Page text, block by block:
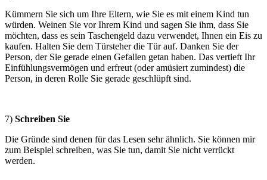
Kümmern Sie sich um Ihre Eltern, wie Sie es mit einem Kind tun
würden. Weinen Sie vor Ihrem Kind und sagen Sie ihm, dass Sie
möchten, dass es sein Taschengeld dazu verwendet, Ihnen ein Eis zu
kaufen. Halten Sie dem Türsteher die Tür auf. Danken Sie der
Person, der Sie gerade einen Gefallen getan haben. Das vertieft Ihr
Einfühlungsvermögen und erfreut (oder amüsiert zumindest) die
Person, in deren Rolle Sie gerade geschlüpft sind.
7) Schreiben Sie
Die Gründe sind denen für das Lesen sehr ähnlich. Sie können mir
zum Beispiel schreiben, was Sie tun, damit Sie nicht verrückt
werden.